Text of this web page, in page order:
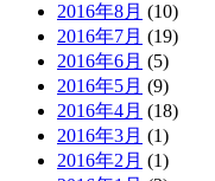
2016年8月 (10)
2016年7月 (19)
2016年6月 (5)
2016年5月 (9)
2016年4月 (18)
2016年3月 (1)
2016年2月 (1)